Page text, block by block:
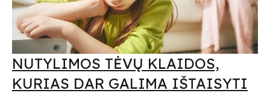
NUTYLIMOS TĖVŲ KLAIDOS,
KURIAS DAR GALIMA IŠTAISYTI